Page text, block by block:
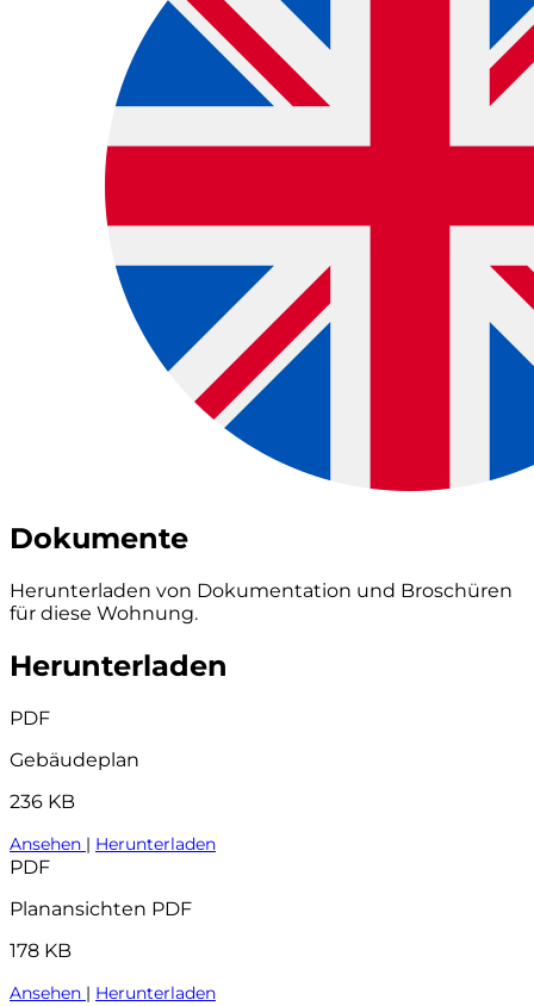
Dokumente
Herunterladen von Dokumentation und Broschüren
für diese Wohnung.
Herunterladen
PDF
Gebäudeplan
236 KB
Ansehen | Herunterladen
PDF
Planansichten PDF
178 KB
Ansehen | Herunterladen